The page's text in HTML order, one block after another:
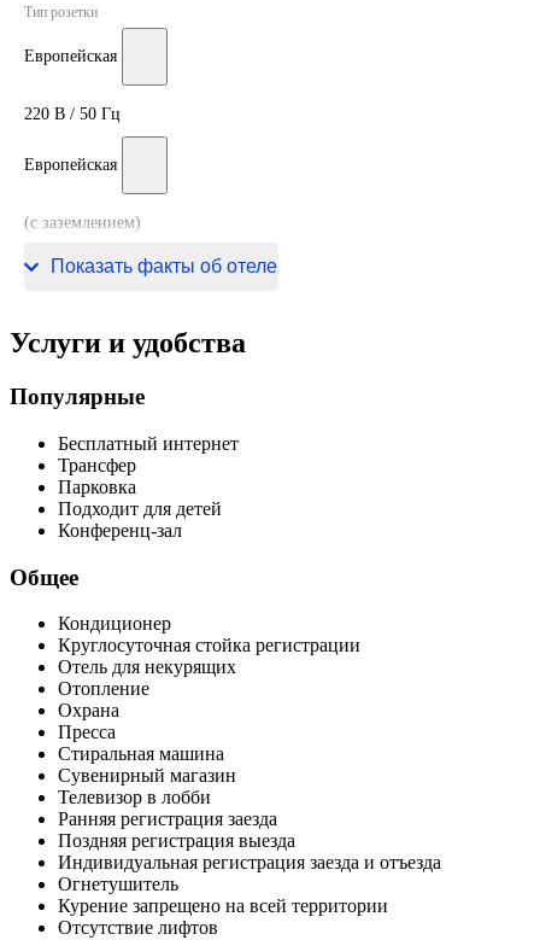
Тип розетки
Европейская
220 В / 50 Гц
Европейская
(с заземлением)
220 В / 50 Гц
Показать факты об отеле
Услуги и удобства
Популярные
Бесплатный интернет
Трансфер
Парковка
Подходит для детей
Конференц-зал
Общее
Кондиционер
Круглосуточная стойка регистрации
Отель для некурящих
Отопление
Охрана
Пресса
Стиральная машина
Сувенирный магазин
Телевизор в лобби
Ранняя регистрация заезда
Поздняя регистрация выезда
Индивидуальная регистрация заезда и отъезда
Огнетушитель
Курение запрещено на всей территории
Отсутствие лифтов